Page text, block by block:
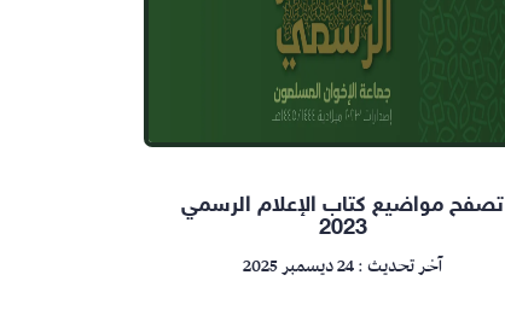
تصفح مواضيع كتاب الإعلام الرسمي
2023
آخر تحديث : 24 ديسمبر 2025